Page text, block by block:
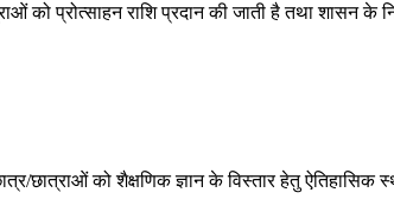
को प्रोत्साहन राशि प्रदान की जाती है तथा शासन के
छात्राओं को शैक्षणिक ज्ञान के विस्तार हेतु ऐतिहासिक